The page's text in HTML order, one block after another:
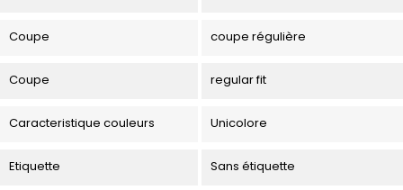
Coupe coupe régulière
Coupe regular fit
Caracteristique couleurs Unicolore
Etiquette Sans étiquette